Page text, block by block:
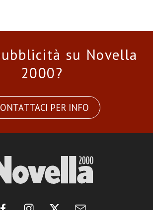
su Novella
2000?
PER INFO